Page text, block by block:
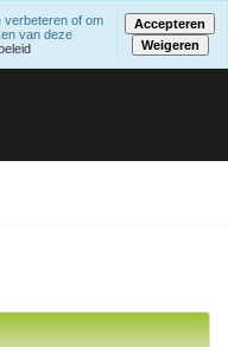
verbeteren of om
van deze
Accepteren
Weigeren